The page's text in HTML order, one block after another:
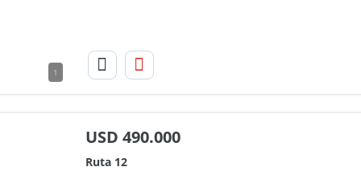
1
USD 490.000
Ruta 12